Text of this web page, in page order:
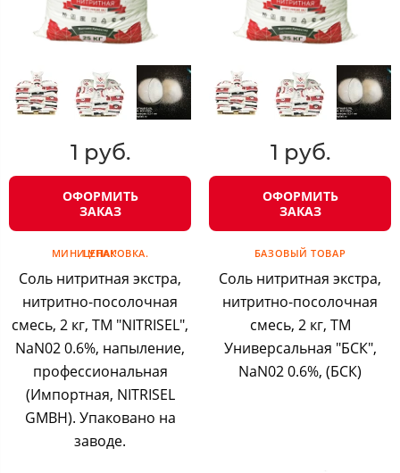
1 руб.
ОФОРМИТЬ
ЗАКАЗ
1 руб.
ОФОРМИТЬ
ЗАКАЗ
МИНИ УПАКОВКА. ЦЕНА!!
Соль нитритная экстра,
нитритно-посолочная
смесь, 2 кг, ТМ "NITRISEL",
NaN02 0.6%, напыление,
профессиональная
(Импортная, NITRISEL
GMBH). Упаковано на
заводе.
БАЗОВЫЙ ТОВАР
Соль нитритная экстра,
нитритно-посолочная
смесь, 2 кг, ТМ
Универсальная "БСК",
NaN02 0.6%, (БСК)